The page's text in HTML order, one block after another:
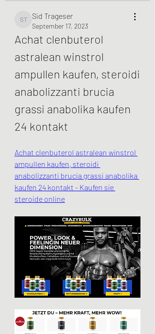
Sid Trageser
Sid Trageser
September 17, 2023
Achat clenbuterol
astralean winstrol
ampullen kaufen, steroidi
anabolizzanti brucia
grassi anabolika kaufen
24 kontakt
Achat clenbuterol astralean winstrol
ampullen kaufen, steroidi
anabolizzanti brucia grassi anabolika
kaufen 24 kontakt - Kaufen sie
steroide online